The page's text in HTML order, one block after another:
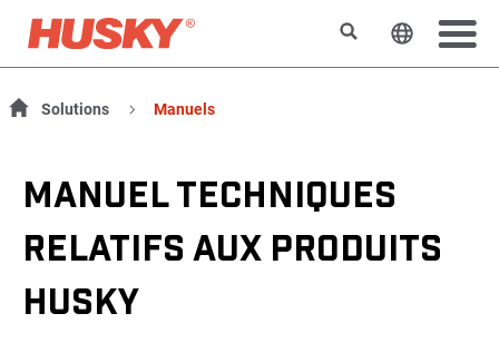
RechercherChanger
Solutions Manuels
MANUEL TECHNIQUES
RELATIFS AUX PRODUITS
HUSKY